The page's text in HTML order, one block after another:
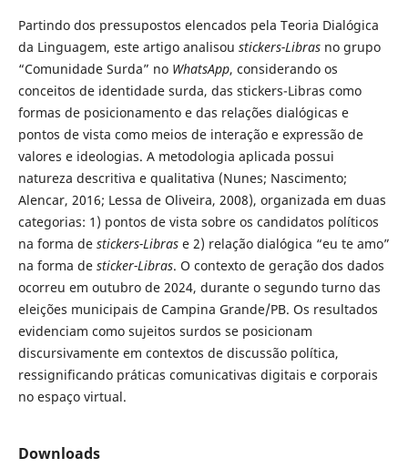
Partindo dos pressupostos elencados pela Teoria Dialógica
da Linguagem, este artigo analisou stickers-Librasno grupo
“Comunidade Surda” no WhatsApp, considerando os
conceitos de identidade surda, das stickers-Libras como
formas de posicionamento e das relações dialógicas e
pontos de vista como meios de interação e expressão de
valores e ideologias. A metodologia aplicada possui
natureza descritiva e qualitativa (Nunes; Nascimento;
Alencar, 2016; Lessa de Oliveira, 2008), organizada em duas
categorias: 1) pontos de vista sobre os candidatos políticos
na forma de stickers-Libras e 2) relação dialógica “eu te amo”
na forma de sticker-Libras. O contexto de geração dos dados
ocorreu em outubro de 2024, durante o segundo turno das
eleições municipais de Campina Grande/PB. Os resultados
evidenciam como sujeitos surdos se posicionam
discursivamente em contextos de discussão política,
ressignificando práticas comunicativas digitais e corporais
no espaço virtual.
Downloads